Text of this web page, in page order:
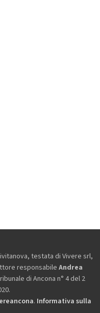
testata di Vivere srl,
responsabile Andrea
di Ancona n° 4 del 2
. Informativa sulla